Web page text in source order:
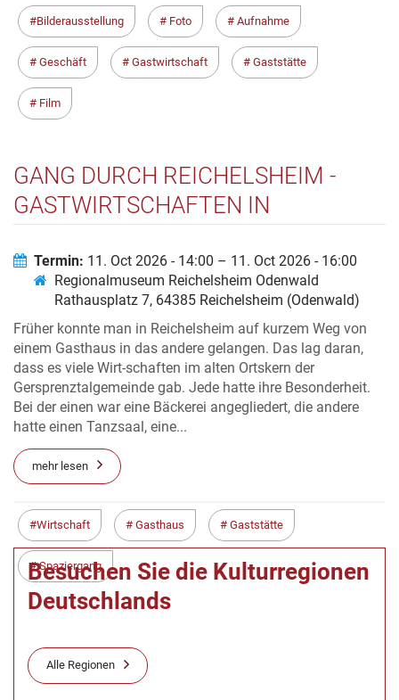
Bilderausstellung Foto Aufnahme
Geschäft Gastwirtschaft Gaststätte
Film
GANG DURCH REICHELSHEIM -
GASTWIRTSCHAFTEN IN
Termin: 11. Oct 2026 - 14:00 – 11. Oct 2026 - 16:00
Regionalmuseum Reichelsheim Odenwald
Rathausplatz 7, 64385 Reichelsheim (Odenwald)
Früher konnte man in Reichelsheim auf kurzem Weg von
einem Gasthaus in das andere gelangen. Das lag daran,
dass es viele Wirt-schaften im alten Ortskern der
Gersprenztalgemeinde gab. Jede hatte ihre Besonderheit.
Bei der einen war eine Bäckerei angegliedert, die andere
hatte einen Tanzsaal, eine...
mehr lesen
Wirtschaft Gasthaus Gaststätte
Spaziergang
Besuchen Sie die Kulturregionen
Deutschlands
Alle Regionen